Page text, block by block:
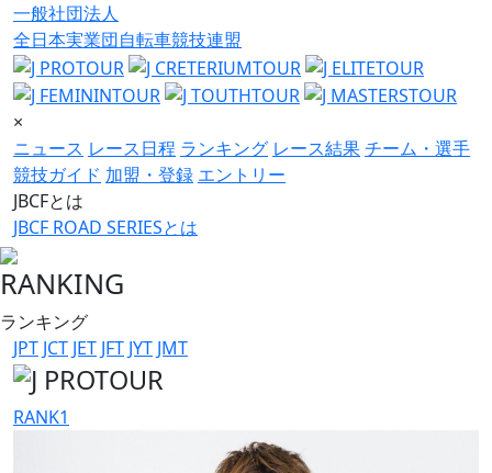
一般社団法人
全日本実業団自転車競技連盟
×
ニュース レース日程 ランキング レース結果チーム・選手
競技ガイド 加盟・登録 エントリー
JBCFとは
JBCF ROAD SERIESとは
RANKING
ランキング
JPT JCT JET JFT JYT JMT
RANK1